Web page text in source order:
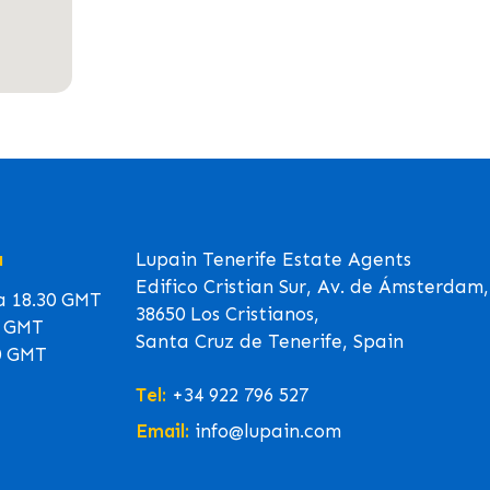
18.30 GMT
GMT
Lupain Tenerife Estate Agents
Edifico Cristian Sur, Av. de
38650 Los Cristianos,
Santa Cruz de Tenerife, Spain
Tel: +34 922 796 527
Email: info@lupain.com